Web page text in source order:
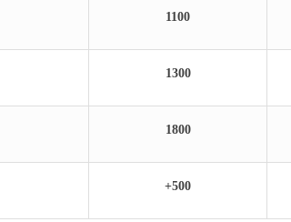
1100
1300
1800
+500